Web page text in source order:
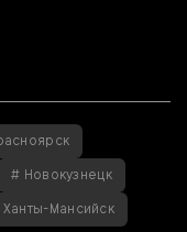
# Новокузнецк
Мансийск